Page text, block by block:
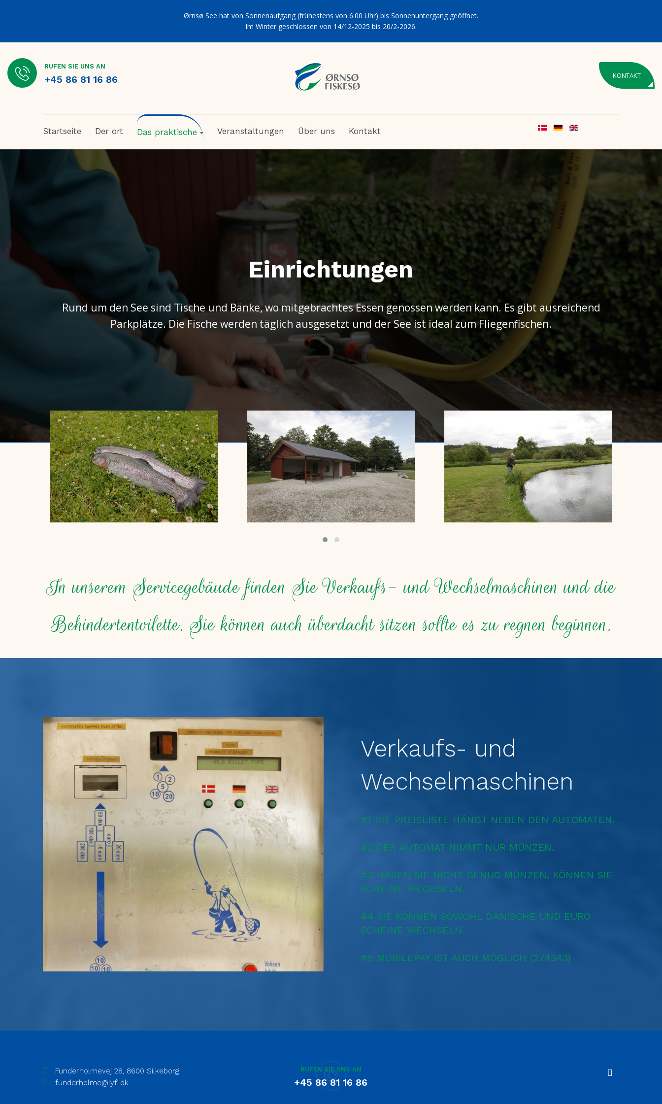
Ørnsø See hat von Sonnenaufgang (frühestens von 6.00 Uhr) bis Sonnenuntergang geöffnet.
Im Winter geschlossen von 14/12-2025 bis 20/2-2026.
RUFEN SIE UNS AN
+45 86 81 16 86 KONTAKT
Startseite Der ort Das praktische Veranstaltungen Über uns Kontakt
Einrichtungen
Rund um den See sind Tische und Bänke, wo mitgebrachtes Essen genossen werden kann. Es gibt ausreichend
Parkplätze. Die Fische werden täglich ausgesetzt und der See ist ideal zum Fliegenfischen.
In unserem Servicegebäude finden Sie Verkaufs- und Wechselmaschinen und die
Behindertentoilette. Sie können auch überdacht sitzen sollte es zu regnen beginnen.
Verkaufs- und
Wechselmaschinen
#1 DIE PREISLISTE HÄNGT NEBEN DEN AUTOMATEN.
#2 DER AUTOMAT NIMMT NUR MÜNZEN.
#3 HABEN SIE NICHT GENUG MÜNZEN, KÖNNEN SIE
SCHEINE WECHSELN.
#4 SIE KÖNNEN SOWOHL DÄNISCHE UND EURO
SCHEINE WECHSELN.
#5 MOBILEPAY IST AUCH MÖGLICH (274343)
Funderholmevej 28, 8600 Silkeborg
funderholme@lyfi.dk
RUFEN SIE UNS AN
+45 86 81 16 86